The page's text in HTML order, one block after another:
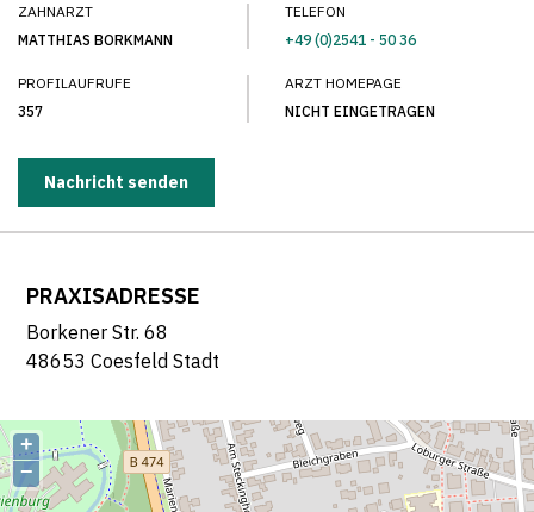
ZAHNARZT
MATTHIAS BORKMANN
TELEFON
+49 (0)2541 - 50 36
PROFILAUFRUFE
357
ARZT HOMEPAGE
NICHT EINGETRAGEN
Nachricht senden
PRAXISADRESSE
Borkener Str. 68
48653 Coesfeld Stadt